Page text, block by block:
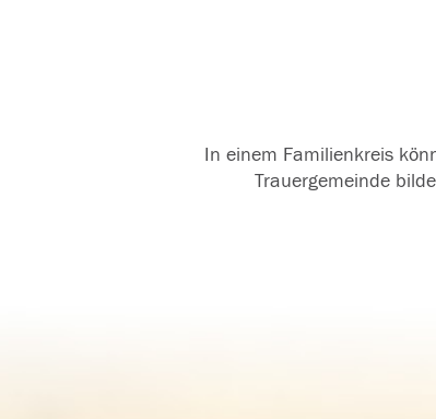
In einem Familienkreis
Trauergemeinde